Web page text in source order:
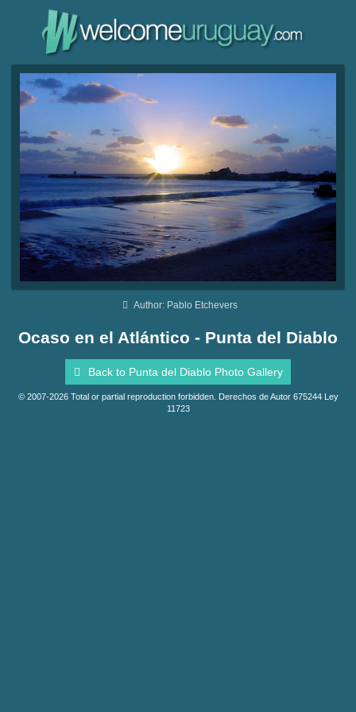
Author: Pablo Etchevers
Ocaso en el Atlántico - Punta del Diablo
Back to Punta del Diablo Photo Gallery
© 2007-2026 Total or partial reproduction forbidden. Derechos de Autor 675244 Ley
11723